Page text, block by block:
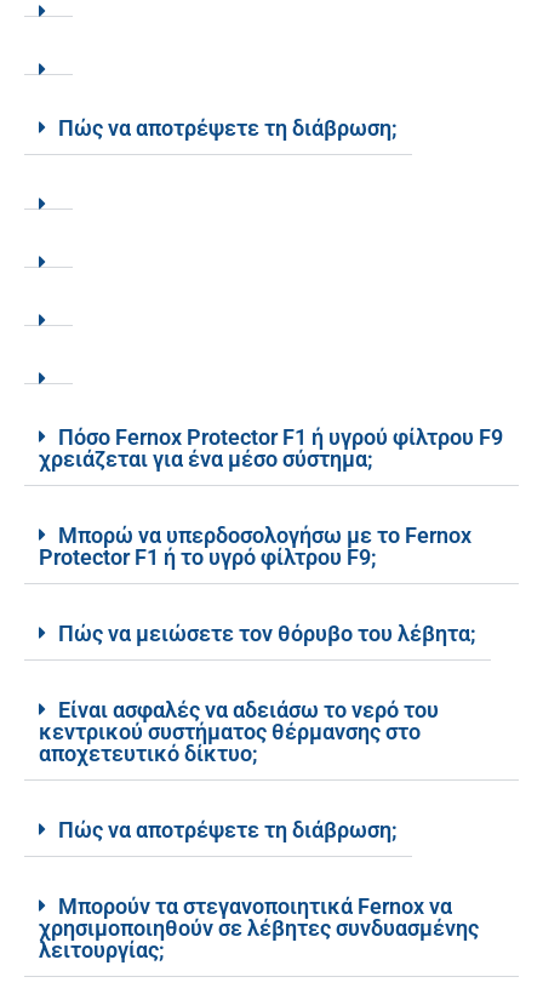
Πώς να αποτρέψετε τη διάβρωση;
Πόσο Fernox Protector F1 ή υγρού φίλτρου F9
χρειάζεται για ένα μέσο σύστημα;
Μπορώ να υπερδοσολογήσω με το Fernox
Protector F1 ή το υγρό φίλτρου F9;
Πώς να μειώσετε τον θόρυβο του λέβητα;
Είναι ασφαλές να αδειάσω το νερό του
κεντρικού συστήματος θέρμανσης στο
αποχετευτικό δίκτυο;
Πώς να αποτρέψετε τη διάβρωση;
Μπορούν τα στεγανοποιητικά Fernox να
χρησιμοποιηθούν σε λέβητες συνδυασμένης
λειτουργίας;